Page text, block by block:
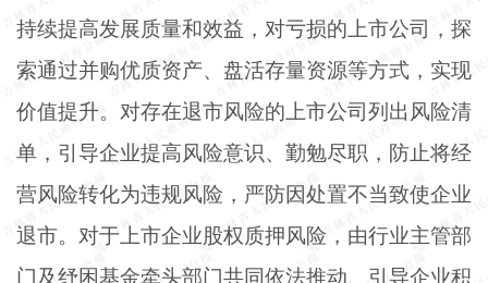
持续提高发展质量和效益，对亏损的上市公司，探
索通过并购优质资产、盘活存量资源等方式，实现
价值提升。对存在退市风险的上市公司列出风险清
单，引导企业提高风险意识、勤勉尽职，防止将经
营风险转化为违规风险，严防因处置不当致使企业
退市。对于上市企业股权质押风险，由行业主管部
门及纾困基金牵头部门共同依法推动、引导企业积